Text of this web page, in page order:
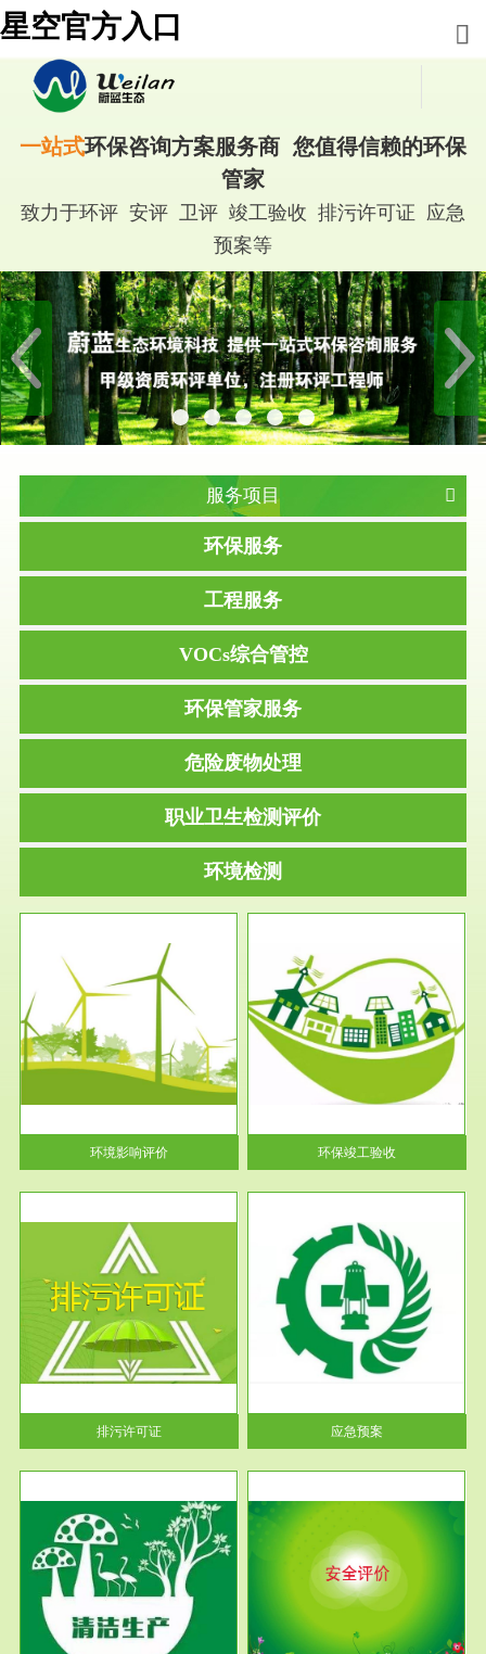
星空官方入口
一站式环保咨询方案服务商 您值得信赖的环保
管家
致力于环评 安评 卫评 竣工验收 排污许可证 应急
预案等
服务项目
环保服务
工程服务
VOCs综合管控
环保管家服务
危险废物处理
职业卫生检测评价
环境检测
环境影响评价
服务范围
环保竣工验收
根据《建设项目环境保护管理条
例》第十七条 编制环境影响报
告书、...
环保竣工验收
排污许可证
服务范围
应急预案
根据《中华人民共和国环境保护
法》第十九条 企业事业单位应
当按照...
应急预案
服务范围
安全评价
安全评价安全评价目的是查找、